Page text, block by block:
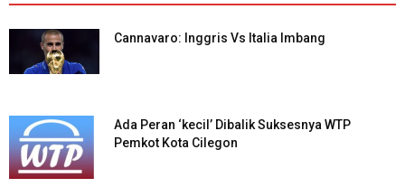
Cannavaro: Inggris Vs Italia Imbang
Ada Peran ‘kecil’ Dibalik Suksesnya WTP
Pemkot Kota Cilegon